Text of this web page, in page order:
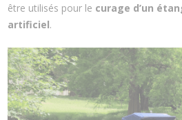
être utilisés pour le curage d’un
artificiel.